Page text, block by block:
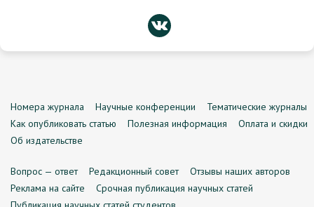
Номера журнала Научные конференции
Тематические журналы
Как опубликовать статью
Полезная информация
Оплата и скидки
Об издательстве
Вопрос — ответ Редакционный совет
Отзывы наших авторов
Реклама на сайте
Срочная публикация научных статей